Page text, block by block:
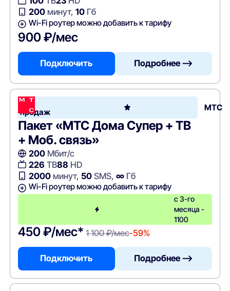
200минут, 10Гб
Wi-Fi роутер можно добавить к тарифу
900 ₽/мес
Подключить Подробнее —>
Хит
продаж
МТС
Пакет «МТС Дома Супер + ТВ
+ Моб. связь»
200Мбит/с
226 ТВ88 HD
2000минут, 50SMS, ∞Гб
Wi-Fi роутер можно добавить к тарифу
с 3-го
месяца -
1100
450 ₽/мес* 1 100 ₽/мес-59%
Подключить Подробнее —>